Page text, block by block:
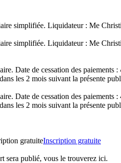
simplifiée. Liquidateur : Me
simplifiée. Liquidateur : Me
Date de cessation des
les 2 mois suivant la présente
Date de cessation des
les 2 mois suivant la présente
gratuiteInscription gratuite
sera publié, vous le trouverez ici.